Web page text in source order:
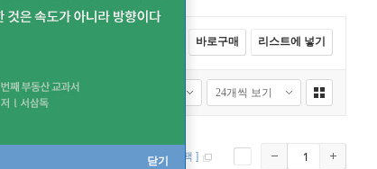
닫기
바로구매 리스트에 넣기
안 및 희귀곡 모음 2CD / 디지팩 ]